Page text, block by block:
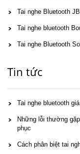
Tai nghe Bluetooth
Tai nghe bluetooth
Tai nghe Bluetooth
Tin tức
Tai nghe bluetooth
Những lỗi thường
phục
Cách phân biệt tai